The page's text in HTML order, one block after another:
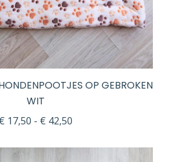
OP GEBROKEN
WIT
€ 17,50 - € 42,50